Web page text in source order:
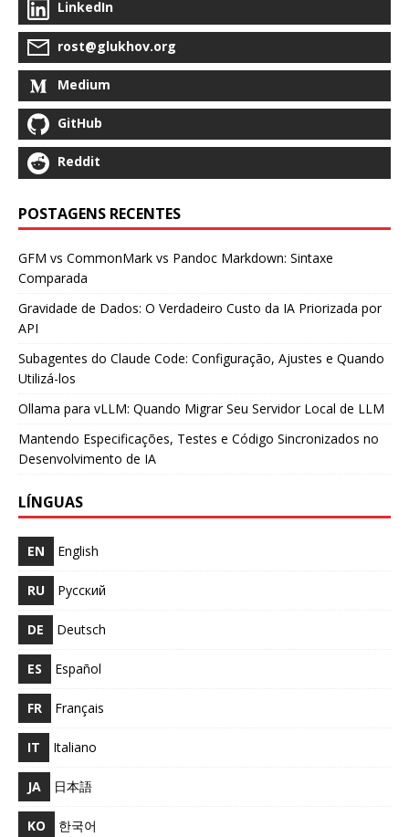
LinkedIn
rost@glukhov.org
Medium
GitHub
Reddit
POSTAGENS RECENTES
GFM vs CommonMark vs Pandoc Markdown: Sintaxe
Comparada
Gravidade de Dados: O Verdadeiro Custo da IA Priorizada por
API
Subagentes do Claude Code: Configuração, Ajustes e Quando
Utilizá-los
Ollama para vLLM: Quando Migrar Seu Servidor Local de LLM
Mantendo Especificações, Testes e Código Sincronizados no
Desenvolvimento de IA
LÍNGUAS
EN English
RU Русский
DE Deutsch
ES Español
FR Français
IT Italiano
JA 日本語
KO 한국어